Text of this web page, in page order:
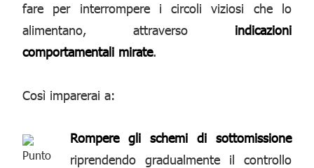
fare per interrompere i circoli viziosi che lo
alimentano, attraverso indicazioni
comportamentali mirate.
Così imparerai a:
Rompere gli schemi di sottomissione
riprendendo gradualmente il controllo